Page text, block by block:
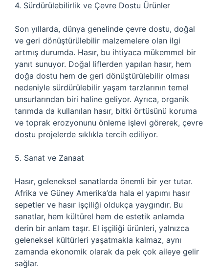
4. Sürdürülebilirlik ve Çevre Dostu Ürünler
Son yıllarda, dünya genelinde çevre dostu, doğal
ve geri dönüştürülebilir malzemelere olan ilgi
artmış durumda. Hasır, bu ihtiyaca mükemmel bir
yanıt sunuyor. Doğal liflerden yapılan hasır, hem
doğa dostu hem de geri dönüştürülebilir olması
nedeniyle sürdürülebilir yaşam tarzlarının temel
unsurlarından biri haline geliyor. Ayrıca, organik
tarımda da kullanılan hasır, bitki örtüsünü koruma
ve toprak erozyonunu önleme işlevi görerek, çevre
dostu projelerde sıklıkla tercih ediliyor.
5. Sanat ve Zanaat
Hasır, geleneksel sanatlarda önemli bir yer tutar.
Afrika ve Güney Amerika’da hala el yapımı hasır
sepetler ve hasır işçiliği oldukça yaygındır. Bu
sanatlar, hem kültürel hem de estetik anlamda
derin bir anlam taşır. El işçiliği ürünleri, yalnızca
geleneksel kültürleri yaşatmakla kalmaz, aynı
zamanda ekonomik olarak da pek çok aileye gelir
sağlar.